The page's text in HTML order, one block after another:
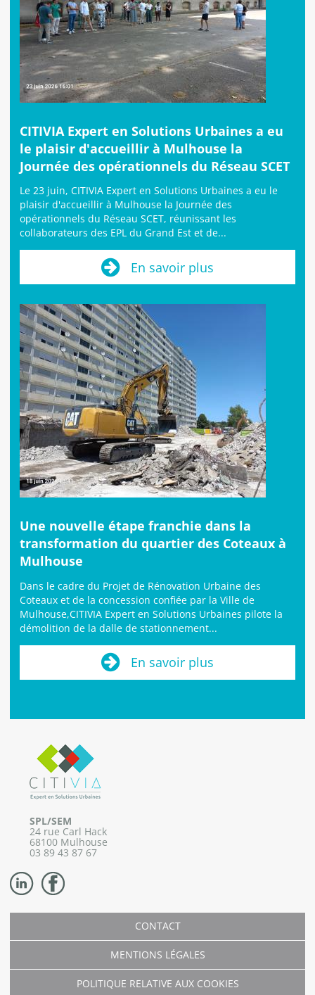
CITIVIA Expert en Solutions Urbaines a eu
le plaisir d'accueillir à Mulhouse la
Journée des opérationnels du Réseau SCET
Le 23 juin, CITIVIA Expert en Solutions Urbaines a eu le
plaisir d'accueillir à Mulhouse la Journée des
opérationnels du Réseau SCET, réunissant les
collaborateurs des EPL du Grand Est et de...
En savoir plus
Une nouvelle étape franchie dans la
transformation du quartier des Coteaux à
Mulhouse
Dans le cadre du Projet de Rénovation Urbaine des
Coteaux et de la concession confiée par la Ville de
Mulhouse,CITIVIA Expert en Solutions Urbaines pilote la
démolition de la dalle de stationnement...
En savoir plus
SPL/SEM
24 rue Carl Hack
68100 Mulhouse
03 89 43 87 67
CONTACT
MENTIONS LÉGALES
POLITIQUE RELATIVE AUX COOKIES